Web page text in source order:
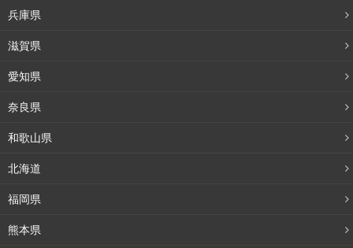
年月を記入します。
注意したいのは、この欄では通ったネイルスクールは記入
しません！一般的なネイルスクールは学歴とはみなされな
職歴
に記入しましょう。
兵庫県
滋賀県
愛知県
奈良県
和歌山県
北海道
福岡県
熊本県